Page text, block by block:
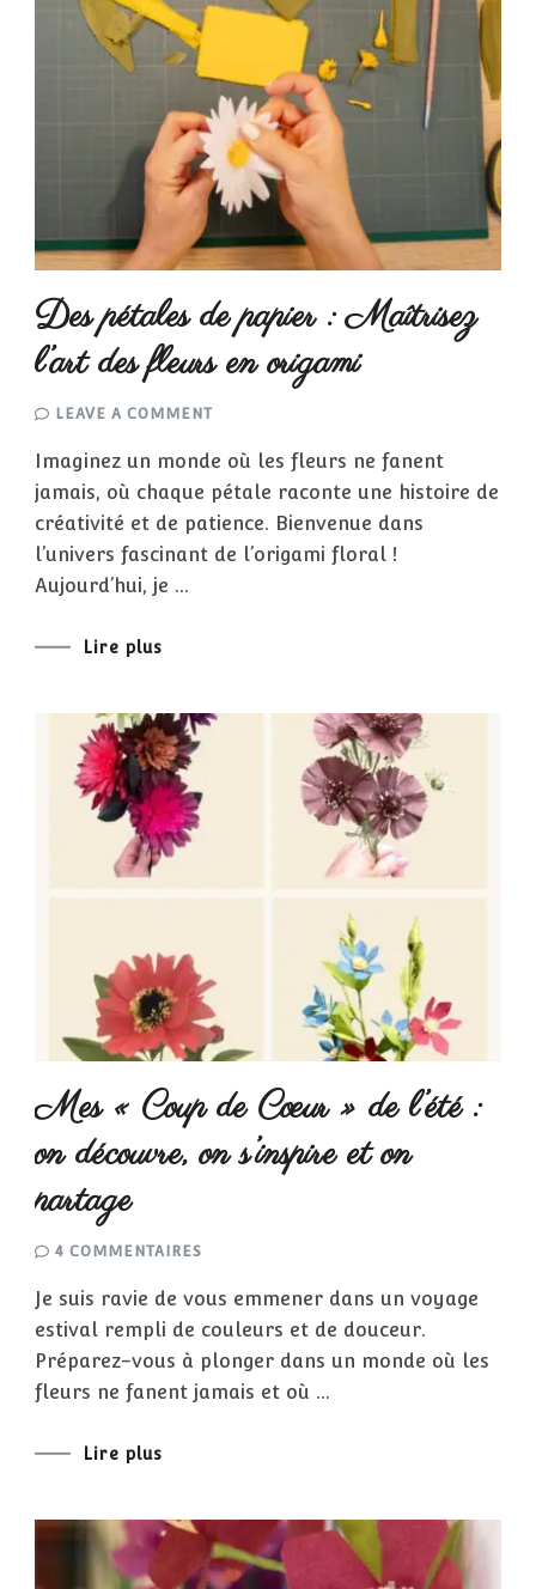
Des pétales de papier : Maîtrisez
l’art des fleurs en origami
LEAVE A COMMENT
DE
PAPIER
:
MAÎTRISEZ
L’ART
DES
FLEURS
Imaginez un monde où les fleurs ne fanent
jamais, où chaque pétale raconte une histoire de
créativité et de patience. Bienvenue dans
l’univers fascinant de l’origami floral !
Aujourd’hui, je …
Lire plus
Mes « Coup de Cœur » de l’été :
on découvre, on s’inspire et on
partage
4 COMMENTAIRES
DE
CŒUR »
DE
L’ÉTÉ
:
ON
DÉCOUVRE,
Je suis ravie de vous emmener dans un voyage
estival rempli de couleurs et de douceur.
Préparez-vous à plonger dans un monde où les
fleurs ne fanent jamais et où …
Lire plus